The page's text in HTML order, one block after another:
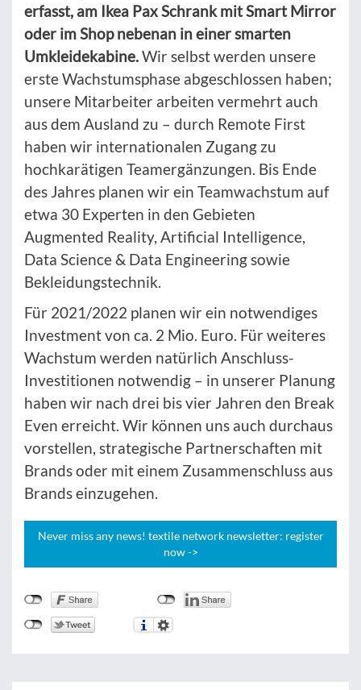
erfasst, am Ikea Pax Schrank mit Smart Mirror
oder im Shop nebenan in einer smarten
Umkleidekabine.Wir selbst werden unsere
erste Wachstumsphase abgeschlossen haben;
unsere Mitarbeiter arbeiten vermehrt auch
aus dem Ausland zu – durch Remote First
haben wir internationalen Zugang zu
hochkarätigen Teamergänzungen. Bis Ende
des Jahres planen wir ein Teamwachstum auf
etwa 30 Experten in den Gebieten
Augmented Reality, Artificial Intelligence,
Data Science & Data Engineering sowie
Bekleidungstechnik.
Für 2021/2022 planen wir ein notwendiges
Investment von ca. 2 Mio. Euro. Für weiteres
Wachstum werden natürlich Anschluss-
Investitionen notwendig – in unserer Planung
haben wir nach drei bis vier Jahren den Break
Even erreicht. Wir können uns auch durchaus
vorstellen, strategische Partnerschaften mit
Brands oder mit einem Zusammenschluss aus
Brands einzugehen.
Never miss any news! textile network newsletter: register
now ->